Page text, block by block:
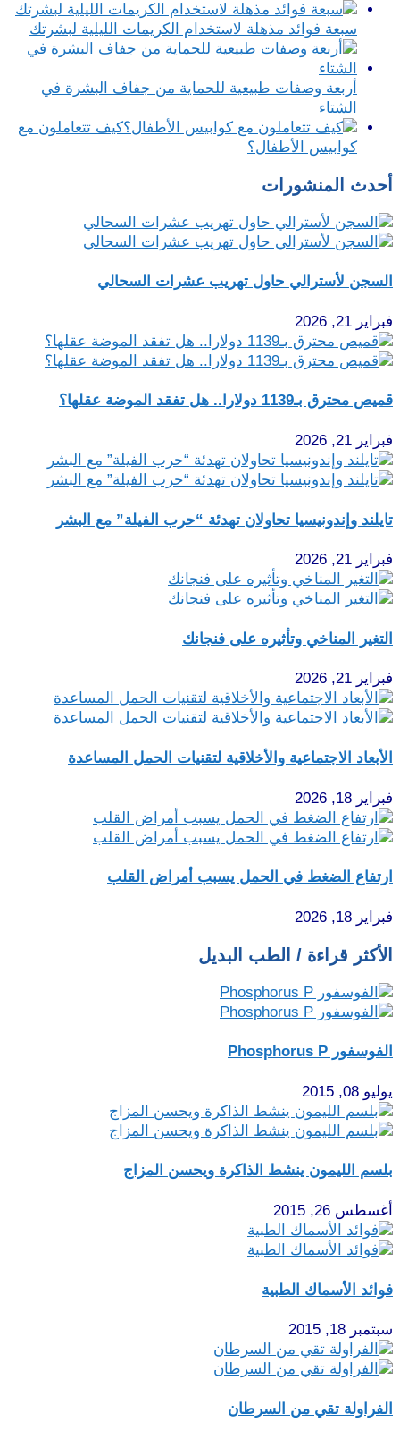
سبعة فوائد مذهلة لاستخدام الكريمات الليلية لبشرتك
أربعة وصفات طبيعية للحماية من جفاف البشرة في
الشتاء
كيف تتعاملون مع
كوابيس الأطفال؟
أحدث المنشورات
السجن لأسترالي حاول تهريب عشرات السحالي
فبراير 21, 2026
قميص محترق بـ1139 دولارا.. هل تفقد الموضة عقلها؟
فبراير 21, 2026
تايلند وإندونيسيا تحاولان تهدئة “حرب الفيلة” مع البشر
فبراير 21, 2026
التغير المناخي وتأثيره على فنجانك
فبراير 21, 2026
الأبعاد الاجتماعية والأخلاقية لتقنيات الحمل المساعدة
فبراير 18, 2026
ارتفاع الضغط في الحمل يسبب أمراض القلب
فبراير 18, 2026
الأكثر قراءة / الطب البديل
الفوسفور Phosphorus P
يوليو 08, 2015
بلسم الليمون ينشط الذاكرة ويحسن المزاج
أغسطس 26, 2015
فوائد الأسماك الطبية‎
سبتمبر 18, 2015
الفراولة تقي من السرطان